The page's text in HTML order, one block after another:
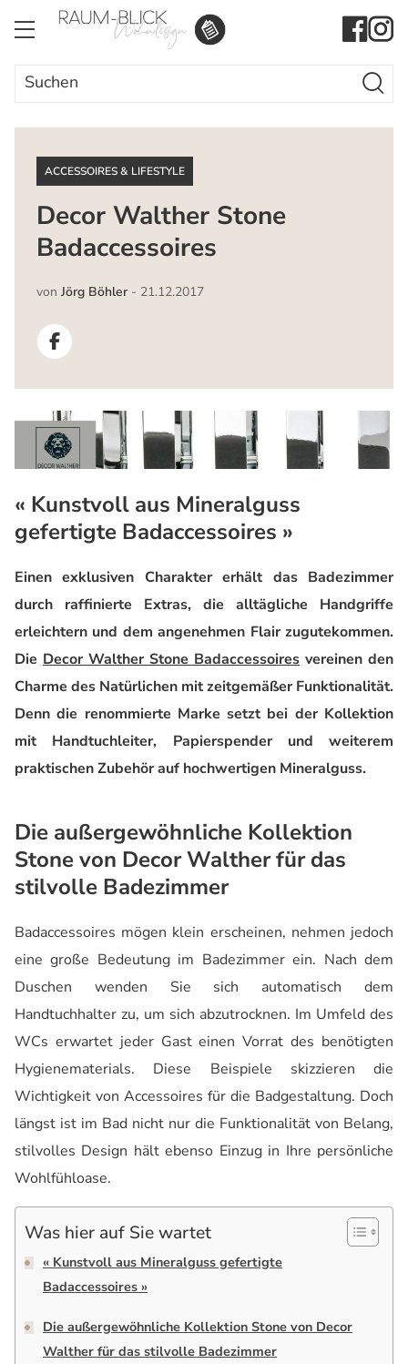
Search
for:
Search
ACCESSOIRES & LIFESTYLE
Decor Walther Stone
Badaccessoires
von Jörg Böhler - 21.12.2017
« Kunstvoll aus Mineralguss
gefertigte Badaccessoires »
Einen exklusiven Charakter erhält das Badezimmer
durch raffinierte Extras, die alltägliche Handgriffe
erleichtern und dem angenehmen Flair zugutekommen.
Die Decor Walther Stone Badaccessoires vereinen den
Charme des Natürlichen mit zeitgemäßer Funktionalität.
Denn die renommierte Marke setzt bei der Kollektion
mit Handtuchleiter, Papierspender und weiterem
praktischen Zubehör auf hochwertigen Mineralguss.
Die außergewöhnliche Kollektion
Stone von Decor Walther für das
stilvolle Badezimmer
Badaccessoires mögen klein erscheinen, nehmen jedoch
eine große Bedeutung im Badezimmer ein. Nach dem
Duschen wenden Sie sich automatisch dem
Handtuchhalter zu, um sich abzutrocknen. Im Umfeld des
WCs erwartet jeder Gast einen Vorrat des benötigten
Hygienematerials. Diese Beispiele skizzieren die
Wichtigkeit von Accessoires für die Badgestaltung. Doch
längst ist im Bad nicht nur die Funktionalität von Belang,
stilvolles Design hält ebenso Einzug in Ihre persönliche
Wohlfühloase.
Was hier auf Sie wartet
« Kunstvoll aus Mineralguss gefertigte
Badaccessoires »
Die außergewöhnliche Kollektion Stone von Decor
Walther für das stilvolle Badezimmer